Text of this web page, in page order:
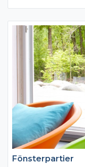
som du får närhet till
Skjutdörr.
Fönsterpartier